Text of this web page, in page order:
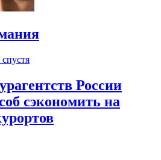
спустя
России
сэкономить на